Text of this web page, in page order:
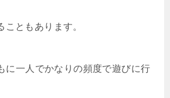
ともあります。
に一人でかなりの頻度で遊びに行